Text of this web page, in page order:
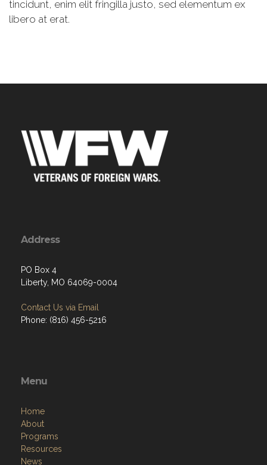
tincidunt, enim elit fringilla justo, sed elementum ex
libero at erat.
Address
PO Box 4
Liberty, MO 64069-0004
Contact Us via Email
Phone: (816) 456-5216
Menu
Home
About
Programs
Resources
News